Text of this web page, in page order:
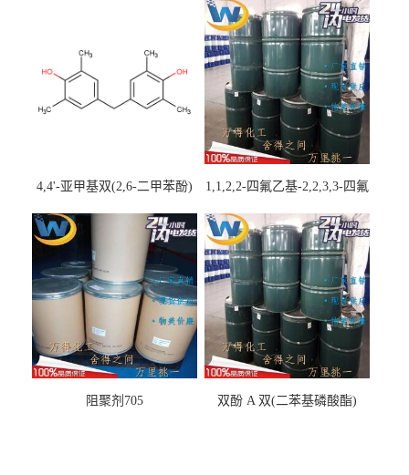
4,4'-亚甲基双(2,6-二甲苯酚)
1,1,2,2-四氟乙基-2,2,3,3-四氟
阻聚剂705 双酚 A 双(二苯基磷酸酯)